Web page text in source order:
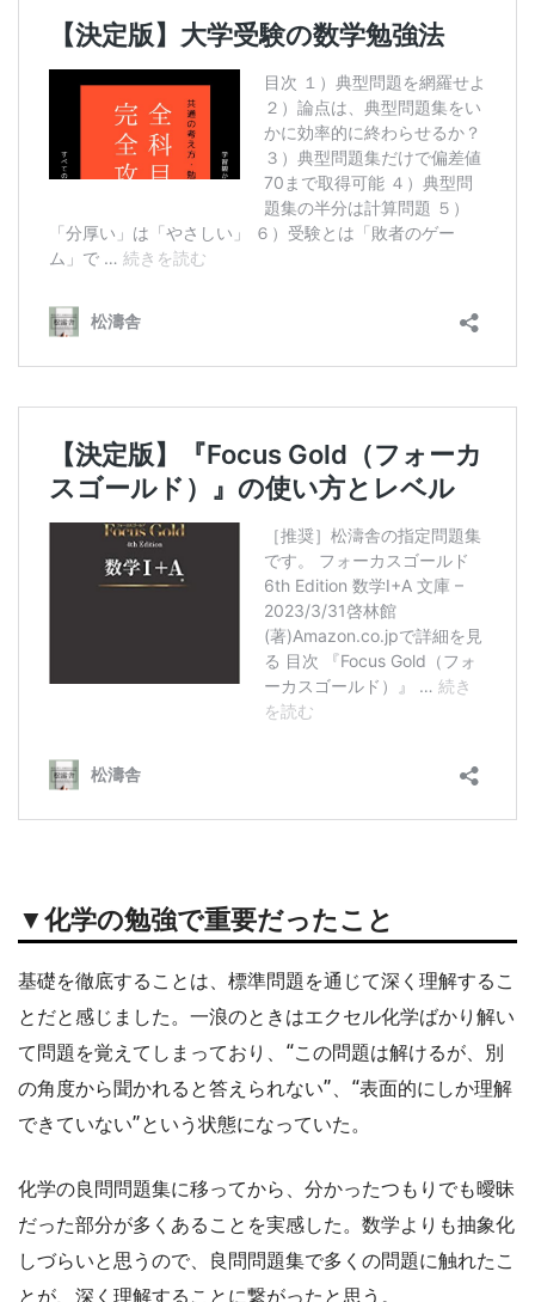
▼化学の勉強で重要だったこと
基礎を徹底することは、標準問題を通じて深く理解するこ
とだと感じました。一浪のときはエクセル化学ばかり解い
て問題を覚えてしまっており、“この問題は解けるが、別
の角度から聞かれると答えられない”、“表面的にしか理解
できていない”という状態になっていた。
化学の良問問題集に移ってから、分かったつもりでも曖昧
だった部分が多くあることを実感した。数学よりも抽象化
しづらいと思うので、良問問題集で多くの問題に触れたこ
とが、深く理解することに繋がったと思う。